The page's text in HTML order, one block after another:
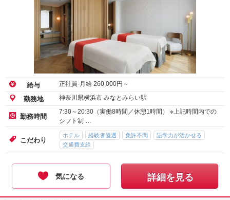
給与 正社員-月給 260,000円～
勤務地 神奈川県横浜市 みなとみらい駅
勤務時間
7:30～20:30（実働8時間／休憩1時間） ※上記時間内での
シフト制 …
こだわり
ホテル 経験者優遇 免許不問
語学力が活かせる
交通費支給
気になる 詳細を見る